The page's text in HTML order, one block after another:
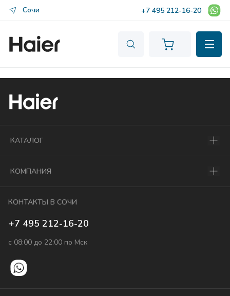
Сочи +7 495 212-16-20
КАТАЛОГ
КОМПАНИЯ
КОНТАКТЫ В СОЧИ
+7 495 212-16-20
с 08:00 до 22:00 по Мск